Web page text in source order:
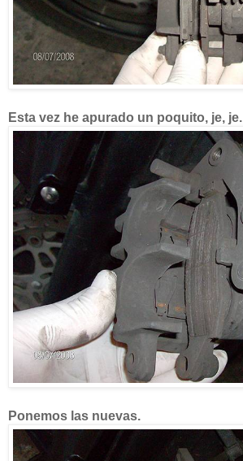
Esta vez he apurado un poquito, je, je.
Ponemos las nuevas.